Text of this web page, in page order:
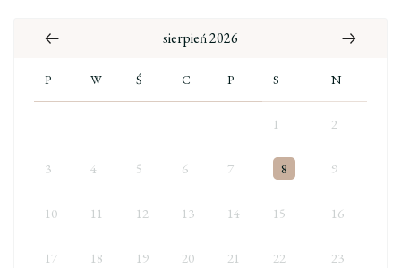
sierpień 2026
P W Ś C P S N
1 2
3 4 5 6 7 8 9
10 11 12 13 14 15 16
17 18 19 20 21 22 23